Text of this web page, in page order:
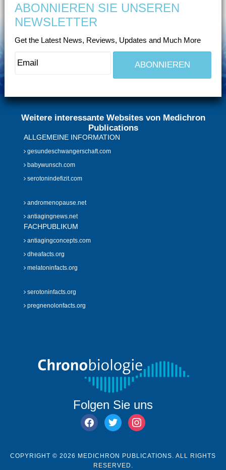
ABONNIEREN SIE UNSEREN
NEWSLETTER
Get the Latest News, Reviews, Updates and Much More
Weitere interessante Websites von Medichron
Publications
ALLGEMEINE INFORMATION
gesundeschwangerschaft.com
babywunsch.com
serotonindefizit.com
andromenopause.net
antiagingnews.net
FACHPUBLIKUM
antiagingconcepts.com
dheafacts.org
melatoninfacts.org
serotoninfacts.org
pregnenolonfacts.org
Folgen Sie uns
facebook
twitter instagram
COPYRIGHT © 2026 MEDICHRON PUBLICATIONS. ALL RIGHTS
RESERVED.